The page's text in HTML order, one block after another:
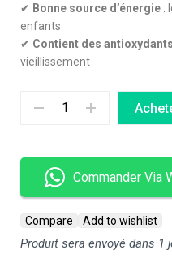
✔ Bonne source d’énergie :
enfants
✔ Contient des antioxydants
vieillissement
Commander Via
Compare Add to wishlist
Produit sera envoyé dans 1